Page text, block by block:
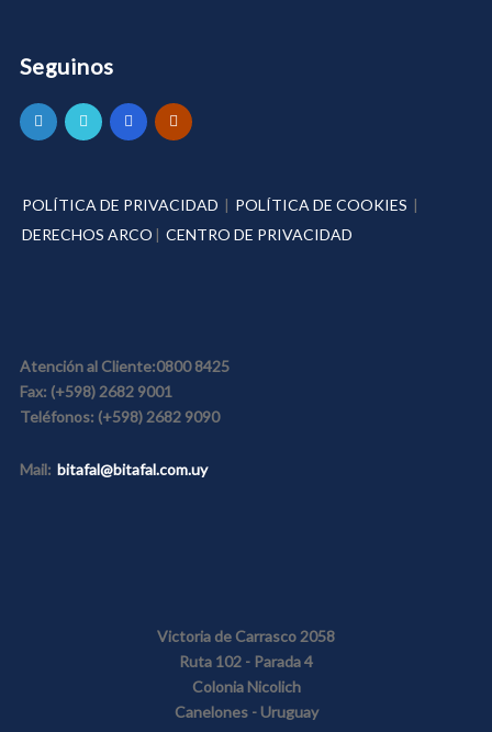
Seguinos
POLÍTICA DE PRIVACIDAD | POLÍTICA DE COOKIES |
DERECHOS ARCO | CENTRO DE PRIVACIDAD
Atención al Cliente:0800 8425
Fax: (+598) 2682 9001
Teléfonos: (+598) 2682 9090
Mail: bitafal@bitafal.com.uy
Victoria de Carrasco 2058
Ruta 102 - Parada 4
Colonia Nicolich
Canelones - Uruguay